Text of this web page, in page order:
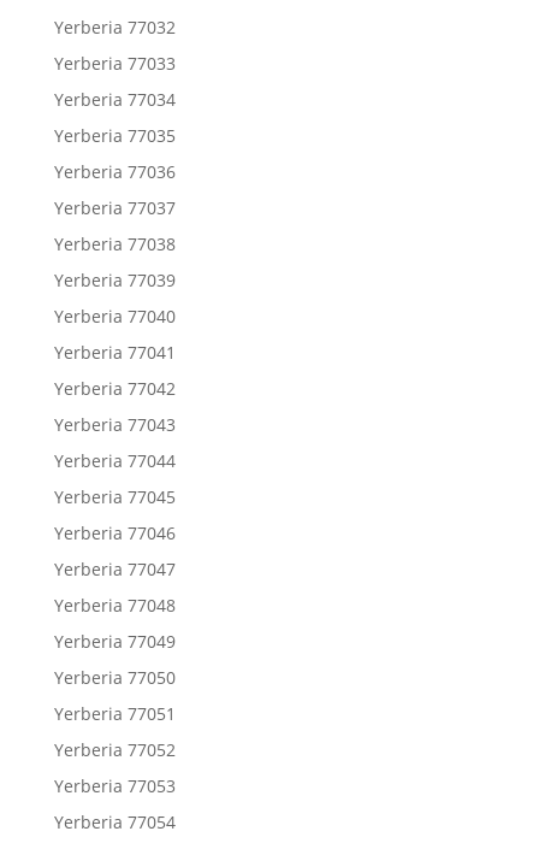
Yerberia 77032
Yerberia 77033
Yerberia 77034
Yerberia 77035
Yerberia 77036
Yerberia 77037
Yerberia 77038
Yerberia 77039
Yerberia 77040
Yerberia 77041
Yerberia 77042
Yerberia 77043
Yerberia 77044
Yerberia 77045
Yerberia 77046
Yerberia 77047
Yerberia 77048
Yerberia 77049
Yerberia 77050
Yerberia 77051
Yerberia 77052
Yerberia 77053
Yerberia 77054